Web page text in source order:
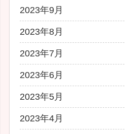
2023年9月
2023年8月
2023年7月
2023年6月
2023年5月
2023年4月